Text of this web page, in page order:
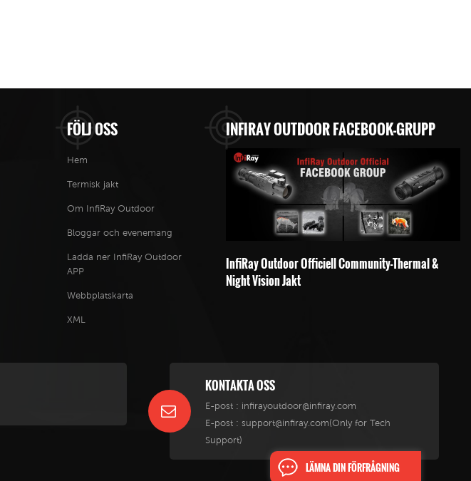
FÖLJ OSS
Hem
Termisk jakt
Om InfiRay Outdoor
Bloggar och evenemang
Ladda ner InfiRay Outdoor
APP
Webbplatskarta
XML
INFIRAY OUTDOOR FACEBOOK-GRUPP
InfiRay Outdoor Officiell Community-Thermal &
Night Vision Jakt
KONTAKTA OSS
E-post : infirayoutdoor@infiray.com
E-post : support@infiray.com(Only for Tech
Support)
LÄMNA DIN FÖRFRÅGNING